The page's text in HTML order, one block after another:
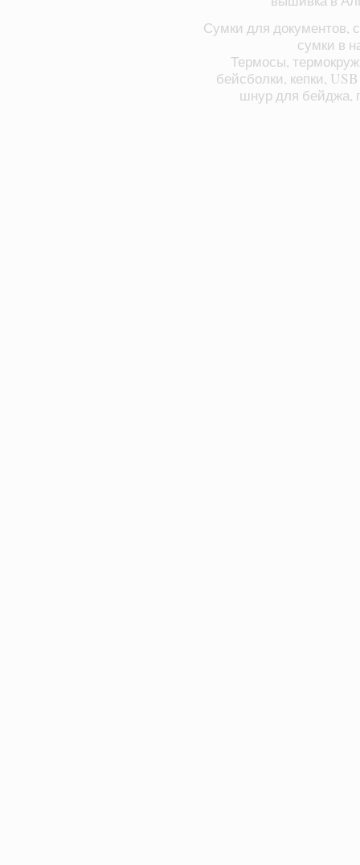
Сумки для документов,
сумки в
Термосы,
бейсболки, кепки,
шнур для бейджа,